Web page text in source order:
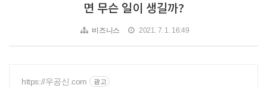
면 무슨 일이 생길까?
비즈니스 2021. 7. 1. 16:49
https://우공신.com 광고